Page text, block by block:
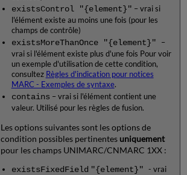
existsControl "{element}" – vrai si
l'élément existe au moins une fois (pour les
champs de contrôle)
existsMoreThanOnce "{element}"
–
vrai si l'élément existe plus d'une fois Pour voir
un exemple d'utilisation de cette condition,
consultez Règles d'indication pour notices
MARC - Exemples de syntaxe.
contains – vrai si l'élément contient une
valeur. Utilisé pour les règles de fusion.
Les options suivantes sont les options de
condition possibles pertinentes uniquement
pour les champs UNIMARC/CNMARC 1XX :
existsFixedField "{element}" - vrai